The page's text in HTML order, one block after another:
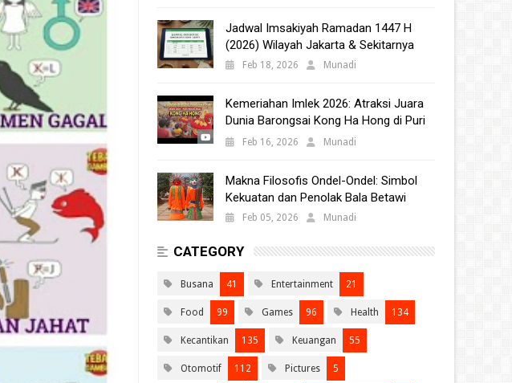
Jadwal Imsakiyah Ramadan 1447 H
(2026) Wilayah Jakarta & Sekitarnya
Feb 18, 2026 Munadi
Kemeriahan Imlek 2026: Atraksi Juara
Dunia Barongsai Kong Ha Hong di Puri
Indah Mall
Feb 16, 2026 Munadi
Makna Filosofis Ondel-Ondel: Simbol
Kekuatan dan Penolak Bala Betawi
Feb 05, 2026 Munadi
CATEGORY
Busana 41 Entertainment 21
Food 99 Games 96 Health 134
Kecantikan 135 Keuangan 55
Otomotif 112 Pictures 5